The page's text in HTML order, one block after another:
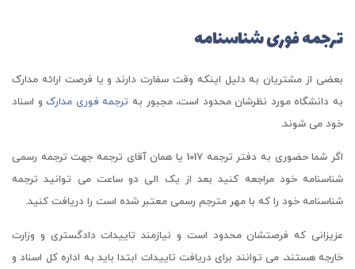
ترجمه فوری شناسنامه
بعضی از مشتریان به دلیل اینکه وقت سفارت دارند و یا فرصت ارائه مدارک
به دانشگاه مورد نظرشان محدود است، مجبور بهترجمه فوری مدارکو اسناد
خود می شوند.
اگر شما حضوری به دفتر ترجمه 1017 یا همان آقای ترجمه جهت ترجمه رسمی
شناسنامه خود مراجعه کنید بعد از یک الی دو ساعت می توانید ترجمه
شناسنامه خود را که با مهر مترجم رسمی معتبر شده است را دریافت کنید.
عزیزانی که فرصتشان محدود است و نیازمند تاییدات دادگستری و وزارت
خارجه هستند، می توانند برای دریافت تاییدات ابتدا باید به اداره کل اسناد و